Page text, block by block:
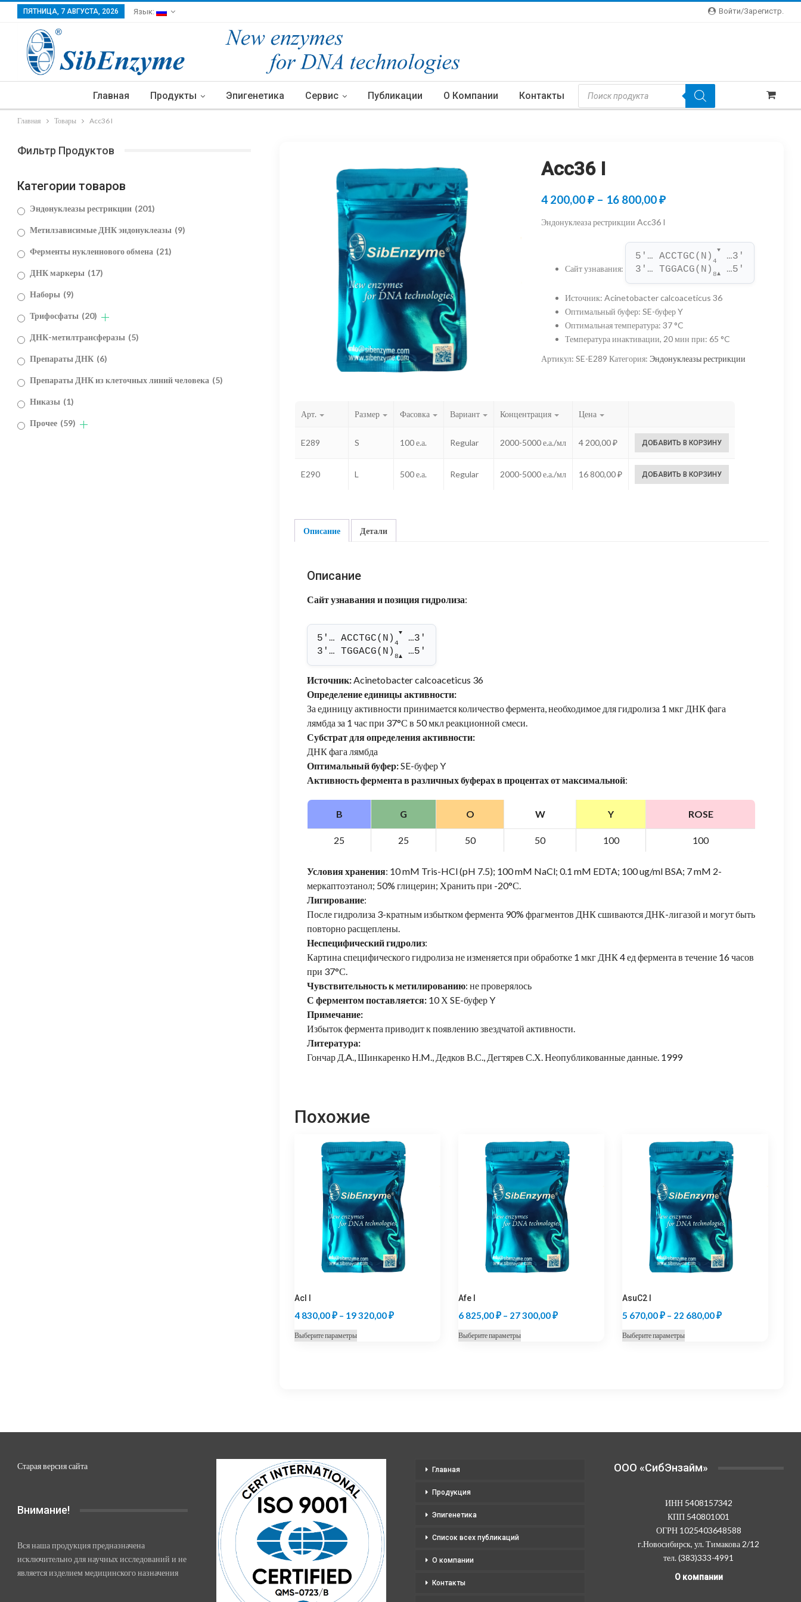
Войти/зарегистр.
ПЯТНИЦА, 7 АВГУСТА, 2026 Язык:
Главная Продукты Эпигенетика Сервис Публикации О Компании Контакты
Поиск
Товаров
Главная Товары Acc36 I
Acc36 I
4 200,00₽ – 16 800,00₽Диапазон
200,00 ₽
–
16
800,00 ₽
Эндонуклеаза рестрикции Acc36 I
Сайт узнавания:
5'… ACCTGC(N) 4
▼
…3'
3'… TGGACG(N) 8▲ …5'
Источник:Acinetobacter calcoaceticus 36
Оптимальный буфер:SE-буфер Y
Оптимальная температура:37 °C
Температура инактивации, 20 мин при:65 °C
Артикул:SE-E289 Категория:Эндонуклеазы рестрикции
Арт. Размер Фасовка Вариант Концентрация Цена
E289 S 100 е.а. Regular 2000-5000 е.а./мл 4 200,00₽ ДОБАВИТЬ В КОРЗИНУ
E290 L 500 е.а. Regular 2000-5000 е.а./мл 16 800,00₽ ДОБАВИТЬ В КОРЗИНУ
Описание Детали
Описание
Сайт узнавания и позиция гидролиза:
5'… ACCTGC(N) 4
▼
…3'
3'… TGGACG(N) 8▲ …5'
Источник:Acinetobacter calcoaceticus 36
Определение единицы активности:
За единицу активности принимается количество фермента, необходимое для гидролиза 1 мкг ДНК фага
лямбда за 1 час при 37°С в 50 мкл реакционной смеси.
Субстрат для определения активности:
ДНК фага лямбда
Оптимальный буфер:SE-буфер Y
Активность фермента в различных буферах в процентах от максимальной:
B G O W Y ROSE
25 25 50 50 100 100
Условия хранения: 10 mM Tris-HCl (pH 7.5); 100 mM NaCl; 0.1 mM EDTA; 100 ug/ml BSA; 7 mM 2-
меркаптоэтанол; 50% глицерин; Хранить при -20°С.
Лигирование:
После гидролиза 3-кратным избытком фермента 90% фрагментов ДНК сшиваются ДНК-лигазой и могут быть
повторно расщеплены.
Неспецифический гидролиз:
Картина специфического гидролиза не изменяется при обработке 1 мкг ДНК 4 ед фермента в течение 16 часов
при 37°С.
Чувствительность к метилированию: не проверялось
С ферментом поставляется: 10 Х SE-буфер Y
Примечание:
Избыток фермента приводит к появлению звездчатой активности.
Литература:
Гончар Д.A., Шинкаренко Н.M., Дедков В.С., Дегтярев С.Х. Неопубликованные данные. 1999
Похожие
Acl I
4 830,00₽ – 19 320,00₽Диапазон
Выберите параметрыЭтот
выбрать
странице
Afe I
6 825,00₽ – 27 300,00₽Диапазон
Выберите параметрыЭтот
выбрать
AsuC2 I
5 670,00₽ – 22 680,00₽Диапазон
Выберите параметрыЭтот
выбрать
товара.
Фильтр Продуктов
Категории товаров
Эндонуклеазы рестрикции (201)
Метилзависимые ДНК эндонуклеазы (9)
Ферменты нуклеинового обмена (21)
ДНК маркеры (17)
Наборы (9)
Трифосфаты (20)
ДНК-метилтрансферазы (5)
Препараты ДНК (6)
Препараты ДНК из клеточных линий человека (5)
Никазы (1)
Прочее (59)
Старая версия сайта
Внимание!
Вся наша продукция предназначена
исключительно для научных исследований и не
является изделием медицинского назначения
Главная
Продукция
Эпигенетика
Список всех публикаций
О компании
Контакты
OOO «СибЭнзайм»
ИНН 5408157342
КПП 540801001
ОГРН 1025403648588
г.Новосибирск, ул. Тимакова 2/12
тел. (383)333-4991
О компании